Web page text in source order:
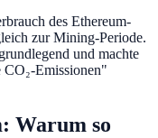
des Ethereum-
zur Mining-Periode.
und machte
Emissionen"
Warum so